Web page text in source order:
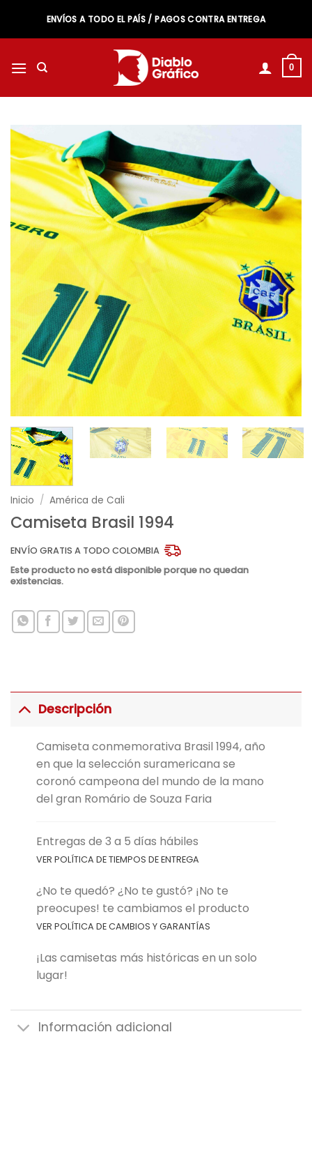
contenido
ENVÍOS A TODO EL PAÍS / PAGOS CONTRA ENTREGA
0
Inicio / América de Cali
Camiseta Brasil 1994
ENVÍO GRATIS A TODO COLOMBIA
Este producto no está disponible porque no quedan
existencias.
Descripción
Camiseta conmemorativa Brasil 1994, año
en que la selección suramericana se
coronó campeona del mundo de la mano
del gran Romário de Souza Faria
Entregas de 3 a 5 días hábiles
VER POLÍTICA DE TIEMPOS DE ENTREGA
¿No te quedó? ¿No te gustó? ¡No te
preocupes! te cambiamos el producto
VER POLÍTICA DE CAMBIOS Y GARANTÍAS
¡Las camisetas más históricas en un solo
lugar!
Información adicional